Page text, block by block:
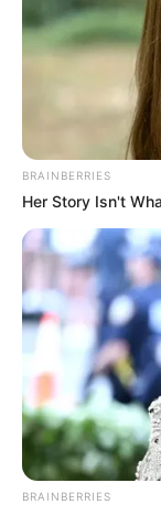
ambiente,
fazendo belas
Dá bastante
trabalhos
um exemplo a
BRAINBERRIES
Her Story Isn't
BRAINBERRIES